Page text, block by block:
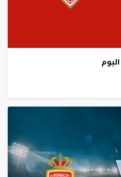
اليوم